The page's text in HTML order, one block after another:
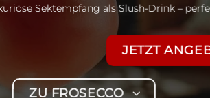
Sektempfang als Slush-Drink –
JETZT
ZU FROSECCO